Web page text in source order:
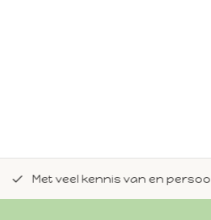
Met veel kennis van en